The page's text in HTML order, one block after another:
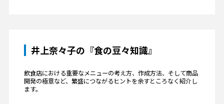
井上奈々子の『食の豆々知識』
飲食店における重要なメニューの考え方、作成方法、そして商品
開発の極意など、繁盛につながるヒントを余すところなく紹介し
ます。